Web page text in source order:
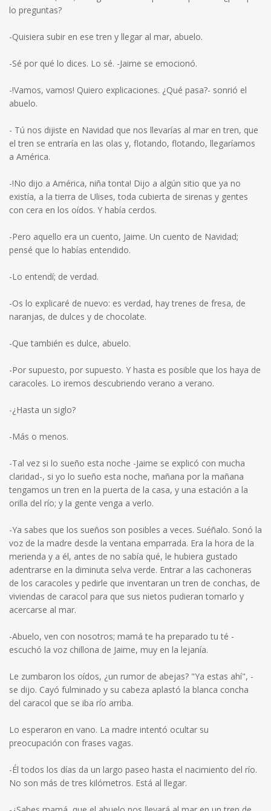
lo preguntas?
-Quisiera subir en ese tren y llegar al mar, abuelo.
-Sé por qué lo dices. Lo sé. -Jaime se emocionó.
-!Vamos, vamos! Quiero explicaciones. ¿Qué pasa?- sonrió el
abuelo.
- Tú nos dijiste en Navidad que nos llevarías al mar en tren, que
el tren se entraría en las olas y, flotando, flotando, llegaríamos
a América.
-!No dijo a América, niña tonta! Dijo a algún sitio que ya no
existía, a la tierra de Ulises, toda cubierta de sirenas y gentes
con cera en los oídos. Y había cerdos.
-Pero aquello era un cuento, Jaime. Un cuento de Navidad;
pensé que lo habías entendido.
-Lo entendí; de verdad.
-Os lo explicaré de nuevo: es verdad, hay trenes de fresa, de
naranjas, de dulces y de chocolate.
-Que también es dulce, abuelo.
-Por supuesto, por supuesto. Y hasta es posible que los haya de
caracoles. Lo iremos descubriendo verano a verano.
-¿Hasta un siglo?
-Más o menos.
-Tal vez si lo sueño esta noche -Jaime se explicó con mucha
claridad-, si yo lo sueño esta noche, mañana por la mañana
tengamos un tren en la puerta de la casa, y una estación a la
orilla del río; y la gente venga a verlo.
-Ya sabes que los sueños son posibles a veces. Suéñalo. Sonó la
voz de la madre desde la ventana emparrada. Era la hora de la
merienda y a él, antes de no sabía qué, le hubiera gustado
adentrarse en la diminuta selva verde. Entrar a las cachoneras
de los caracoles y pedirle que inventaran un tren de conchas, de
viviendas de caracol para que sus nietos pudieran tomarlo y
acercarse al mar.
-Abuelo, ven con nosotros; mamá te ha preparado tu té -
escuchó la voz chillona de Jaime, muy en la lejanía.
Le zumbaron los oídos, ¿un rumor de abejas? "Ya estas ahí", -
se dijo. Cayó fulminado y su cabeza aplastó la blanca concha
del caracol que se iba río arriba.
Lo esperaron en vano. La madre intentó ocultar su
preocupación con frases vagas.
-Él todos los días da un largo paseo hasta el nacimiento del río.
No son más de tres kilómetros. Está al llegar.